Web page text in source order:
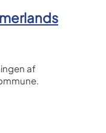
af